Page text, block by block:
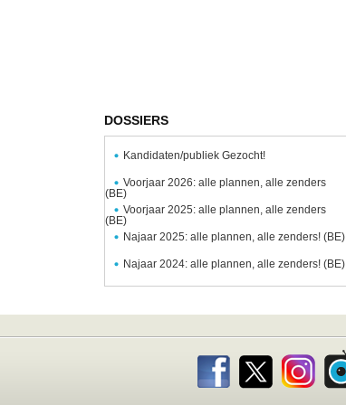
DOSSIERS
Kandidaten/publiek Gezocht!
Voorjaar 2026: alle plannen, alle zenders
(BE)
Voorjaar 2025: alle plannen, alle zenders
(BE)
Najaar 2025: alle plannen, alle zenders! (BE)
Najaar 2024: alle plannen, alle zenders! (BE)